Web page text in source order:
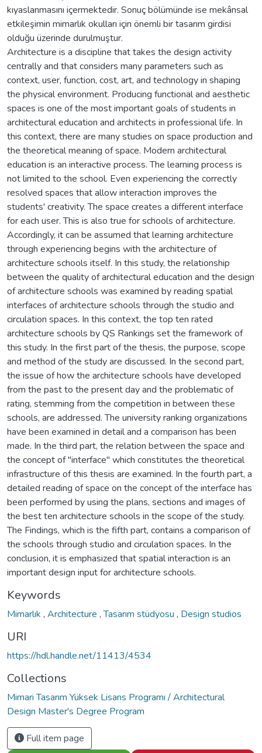
kıyaslanmasını içermektedir. Sonuç bölümünde ise mekânsal
etkileşimin mimarlık okulları için önemli bir tasarım girdisi
olduğu üzerinde durulmuştur.
Architecture is a discipline that takes the design activity
centrally and that considers many parameters such as
context, user, function, cost, art, and technology in shaping
the physical environment. Producing functional and aesthetic
spaces is one of the most important goals of students in
architectural education and architects in professional life. In
this context, there are many studies on space production and
the theoretical meaning of space. Modern architectural
education is an interactive process. The learning process is
not limited to the school. Even experiencing the correctly
resolved spaces that allow interaction improves the
students' creativity. The space creates a different interface
for each user. This is also true for schools of architecture.
Accordingly, it can be assumed that learning architecture
through experiencing begins with the architecture of
architecture schools itself. In this study, the relationship
between the quality of architectural education and the design
of architecture schools was examined by reading spatial
interfaces of architecture schools through the studio and
circulation spaces. In this context, the top ten rated
architecture schools by QS Rankings set the framework of
this study. In the first part of the thesis, the purpose, scope
and method of the study are discussed. In the second part,
the issue of how the architecture schools have developed
from the past to the present day and the problematic of
rating, stemming from the competition in between these
schools, are addressed. The university ranking organizations
have been examined in detail and a comparison has been
made. In the third part, the relation between the space and
the concept of "interface" which constitutes the theoretical
infrastructure of this thesis are examined. In the fourth part, a
detailed reading of space on the concept of the interface has
been performed by using the plans, sections and images of
the best ten architecture schools in the scope of the study.
The Findings, which is the fifth part, contains a comparison of
the schools through studio and circulation spaces. In the
conclusion, it is emphasized that spatial interaction is an
important design input for architecture schools.
Keywords
Mimarlık , Architecture ,Tasarım stüdyosu , Design studios
URI
https://hdl.handle.net/11413/4534
Collections
Mimari Tasarım Yüksek Lisans Programı / Architectural
Design Master's Degree Program
Full item page